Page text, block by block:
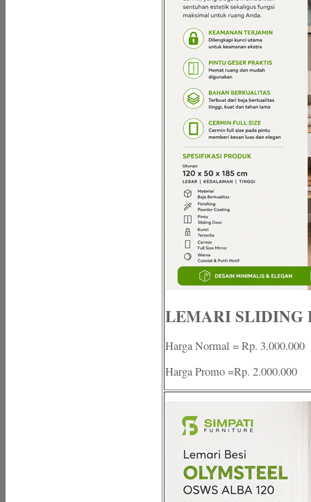
LEMARI SLIDING
Harga Normal = Rp. 3.000.000
Harga Promo =Rp. 2.000.000